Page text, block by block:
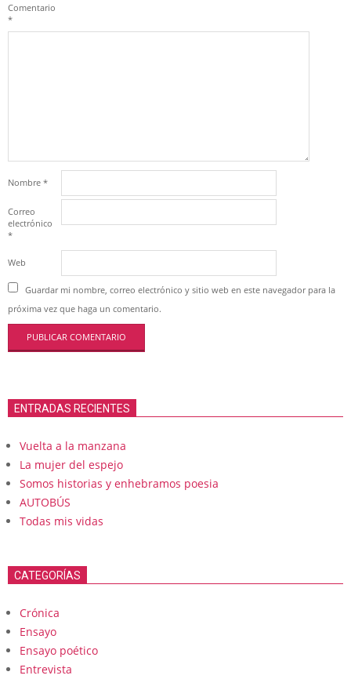
Comentario
*
Nombre *
Correo
electrónico
*
Web
Guardar mi nombre, correo electrónico y sitio web en este navegador para la
próxima vez que haga un comentario.
ENTRADAS RECIENTES
Vuelta a la manzana
La mujer del espejo
Somos historias y enhebramos poesia
AUTOBÚS
Todas mis vidas
CATEGORÍAS
Crónica
Ensayo
Ensayo poético
Entrevista